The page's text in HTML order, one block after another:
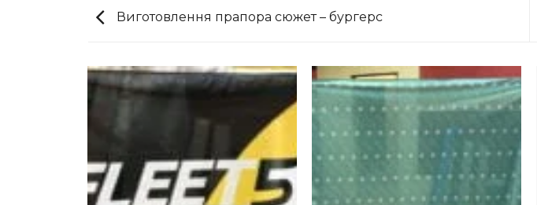
Виготовлення прапора сюжет – бургерс